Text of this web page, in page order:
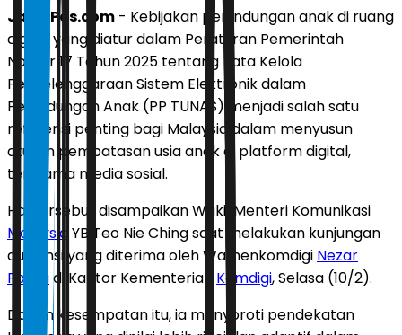
JawaPos.com - Kebijakan perlindungan anak di ruang
digital yang diatur dalam Peraturan Pemerintah
Nomor 17 Tahun 2025 tentang Tata Kelola
Penyelenggaraan Sistem Elektronik dalam
Perlindungan Anak (PP TUNAS) menjadi salah satu
referensi penting bagi Malaysia dalam menyusun
aturan pembatasan usia anak di platform digital,
terutama media sosial.
Hal tersebut disampaikan Wakil Menteri Komunikasi
Malaysia YB Teo Nie Ching saat melakukan kunjungan
audiensi yang diterima oleh Wamenkomdigi Nezar
Patriadi Kantor Kementerian Komdigi, Selasa (10/2).
Dalam kesempatan itu, ia menyoroti pendekatan